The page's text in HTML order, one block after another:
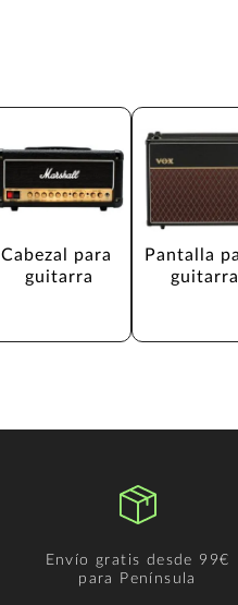
Cabezal para
guitarra
Pantalla
guitarra
Envío gratis desde 99€
para Península